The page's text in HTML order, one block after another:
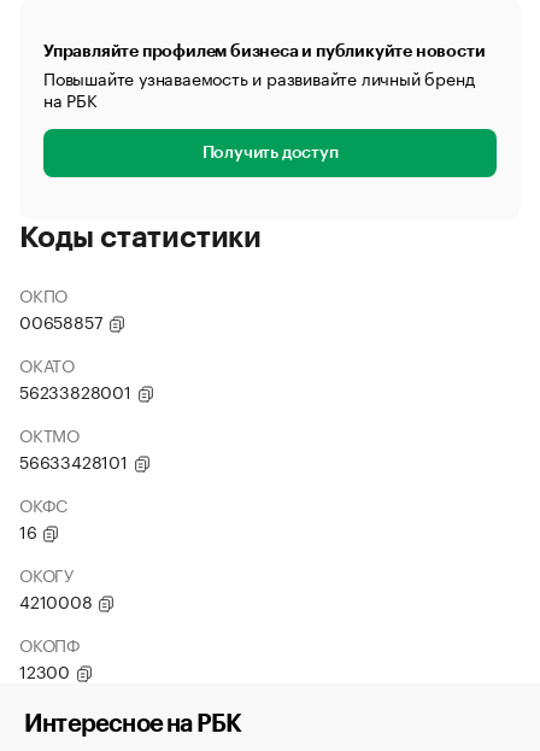
Управляйте профилем бизнеса и публикуйте новости
Повышайте узнаваемость и развивайте личный бренд
на РБК
Получить доступ
Коды статистики
ОКПО
00658857
ОКАТО
56233828001
ОКТМО
56633428101
ОКФС
16
ОКОГУ
4210008
ОКОПФ
12300
Интересное на РБК